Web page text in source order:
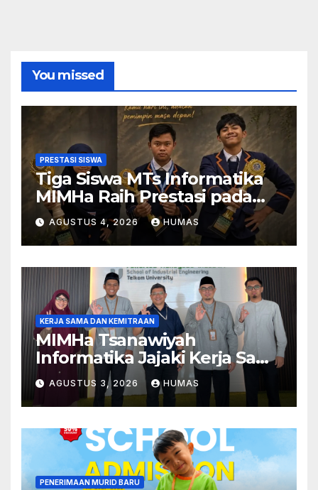
You missed
PRESTASI SISWA
Tiga Siswa MTs Informatika
MIMHa Raih Prestasi pada
Ajang MOSAIC 2026
AGUSTUS 4, 2026 HUMAS
KERJA SAMA DAN KEMITRAAN
MIMHa Tsanawiyah
Informatika Jajaki Kerja Sama
Pendidikan dan Teknologi
dengan Telkom University
AGUSTUS 3, 2026 HUMAS
PENERIMAAN MURID BARU